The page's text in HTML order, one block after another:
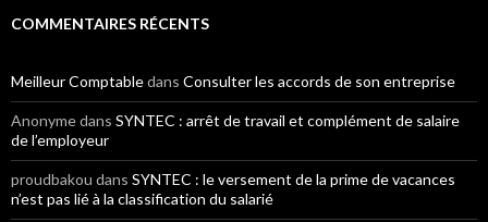
COMMENTAIRES RÉCENTS
Meilleur Comptabledans Consulter les accords de son entreprise
Anonymedans SYNTEC : arrêt de travail et complément de salaire
de l’employeur
proudbakou dans SYNTEC : le versement de la prime de vacances
n’est pas lié à la classification du salarié